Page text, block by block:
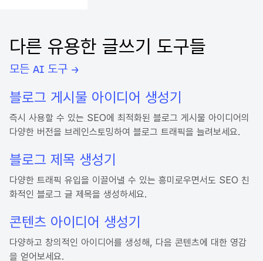
다른 유용한 글쓰기 도구들
모든 AI 도구 →
블로그 게시물 아이디어 생성기
즉시 사용할 수 있는 SEO에 최적화된 블로그 게시물 아이디어의
다양한 버전을 브레인스토밍하여 블로그 트래픽을 늘려보세요.
블로그 제목 생성기
다양한 트래픽 유입을 이끌어낼 수 있는 흥미로우면서도 SEO 친
화적인 블로그 글 제목을 생성하세요.
콘텐츠 아이디어 생성기
다양하고 창의적인 아이디어를 생성해, 다음 콘텐츠에 대한 영감
을 얻어보세요.